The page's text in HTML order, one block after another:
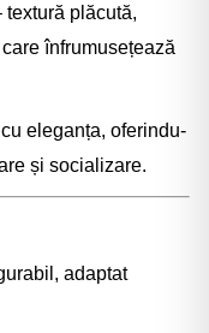
textură plăcută,
înfrumusețează
eleganța, oferindu-
și socializare.
adaptat